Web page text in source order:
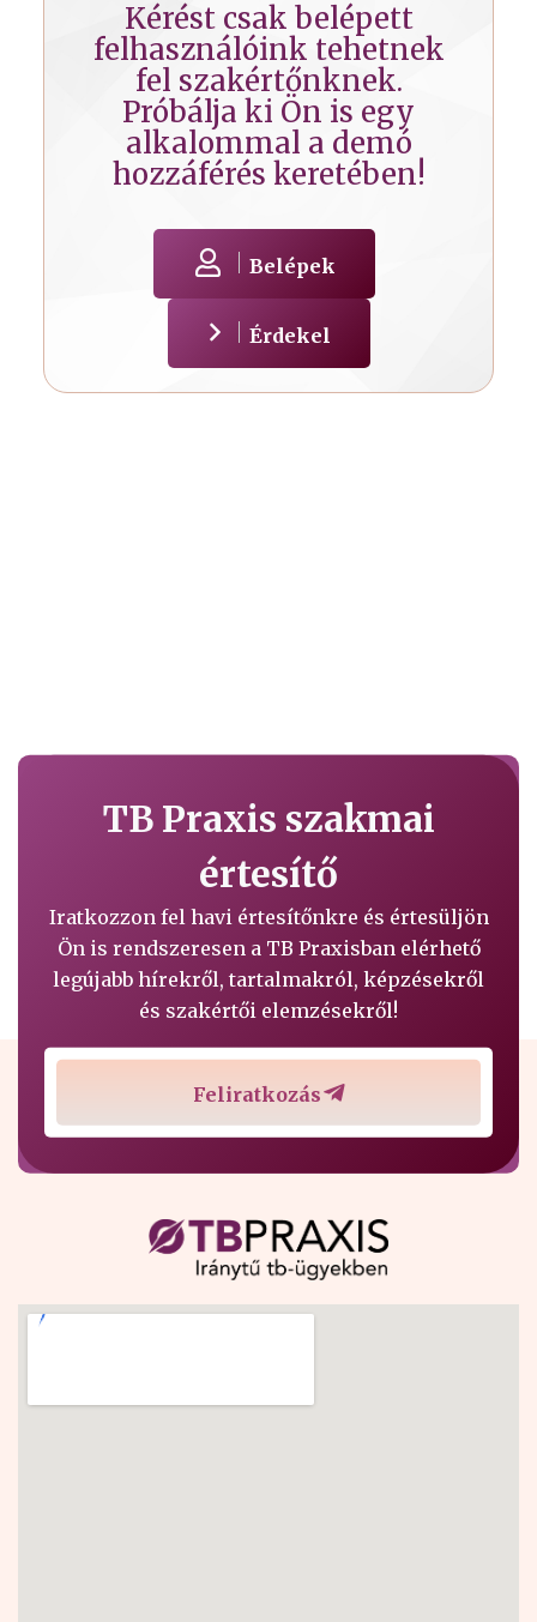
Kérést csak belépett
felhasználóink tehetnek
fel szakértőnknek.
Próbálja ki Ön is egy
alkalommal a demó
hozzáférés keretében!
Belépek
Érdekel
TB Praxis szakmai
értesítő
Iratkozzon fel havi értesítőnkre és értesüljön
Ön is rendszeresen a TB Praxisban elérhető
legújabb hírekről, tartalmakról, képzésekről
és szakértői elemzésekről!
Feliratkozás